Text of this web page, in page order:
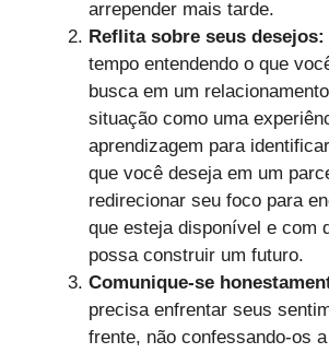
arrepender mais tarde.
Reflita sobre seus desejos:
tempo entendendo o que
busca em um
situação como uma
aprendizagem para
que você deseja em um
redirecionar seu foco para
que esteja disponível e com
possa construir um futuro.
Comunique-se
precisa enfrentar seus
frente, não confessando-os